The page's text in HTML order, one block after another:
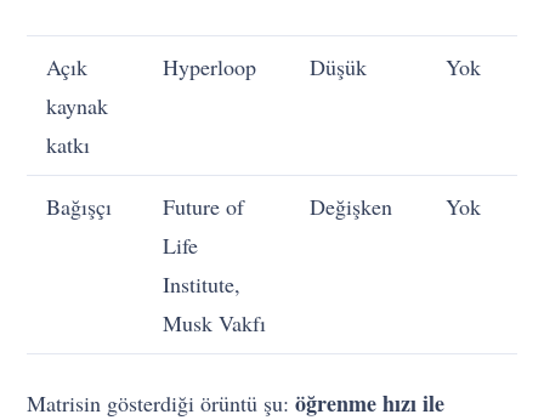
Açık
kaynak
katkı
Hyperloop Düşük Yok
Bağışçı
Future of
Life
Institute,
Musk Vakfı
Değişken Yok
Matrisin gösterdiği örüntü şu:öğrenme hızı ile